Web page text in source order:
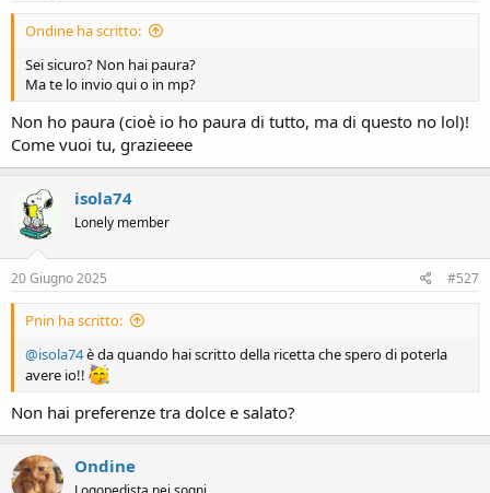
Ondine ha scritto:
Sei sicuro? Non hai paura?
Ma te lo invio qui o in mp?
Non ho paura (cioè io ho paura di tutto, ma di questo no lol)!
Come vuoi tu, grazieeee
isola74
Lonely member
20 Giugno 2025 #527
Pnin ha scritto:
@isola74è da quando hai scritto della ricetta che spero di poterla
avere io!!
Non hai preferenze tra dolce e salato?
Ondine